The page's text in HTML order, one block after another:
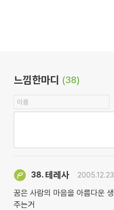
느낌한마디 (38)
38. 테레사
꿈은 사람의 마음을 아름다운
주는거